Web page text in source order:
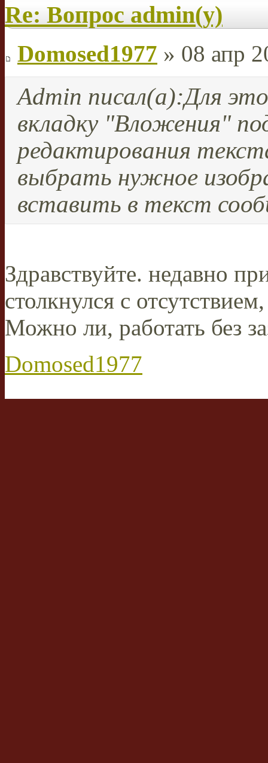
Re: Вопрос admin(у)
Domosed1977 » 08 апр
Admin писал(а):Для
вкладку "Вложения"
редактирования
выбрать нужное
вставить в текст
Здравствуйте. недавно
столкнулся с
Можно ли, работать без
Domosed1977